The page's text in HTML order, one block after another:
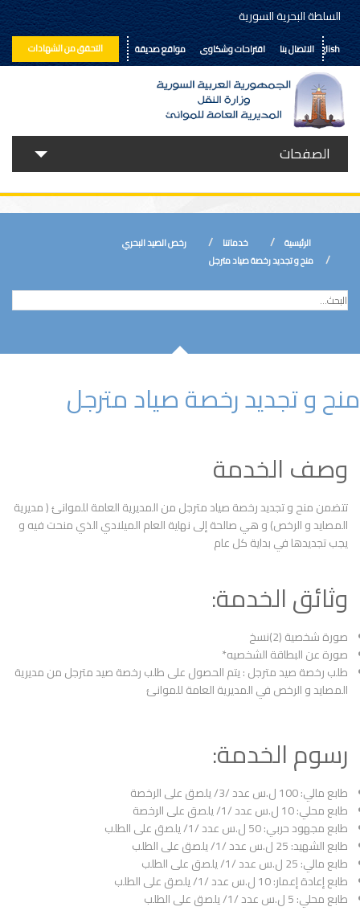
السلطة البحرية السورية
التحقق من الشهادات الاتصال بنا اقتراحات وشكاوى مواقع صديقة English
الصفحات
حولنا
الأخبار
إعلانات ومناقصات
الرئيسية خدماتنا
رخص الصيد البحري
منح و تجديد رخصة صياد مترجل
منح و تجديد رخصة صياد مترجل
وصف الخدمة
تتضمن منح و تجديد رخصة صياد مترجل من المديرية العامة للموانئ ( مديرية
المصايد و الرخص) و هي صالحة إلى نهاية العام الميلادي الذي منحت فيه و
يجب تجديدها في بداية كل عام
وثائق الخدمة:
صورة شخصية (2)نسخ
صورة عن البطاقة الشخصيه*
طلب رخصة صيد مترجل : يتم الحصول على طلب رخصة صيد مترجل من مديرية
المصايد و الرخص في المديرية العامة للموانئ
رسوم الخدمة:
طابع مالي: 100 ل.س عدد /3/ يلصق على الرخصة
طابع محلي: 10 ل.س عدد /1/ يلصق على الرخصة
طابع مجهود حربي: 50 ل.س عدد /1/ يلصق على الطلب
طابع الشهيد: 25 ل.س عدد /1/ يلصق على الطلب
طابع مالي: 25 ل.س عدد /1/ يلصق على الطلب
طابع إعادة إعمار: 10 ل.س عدد /1/ يلصق على الطلب
طابع محلي: 5 ل.س عدد /1/ يلصق على الطلب